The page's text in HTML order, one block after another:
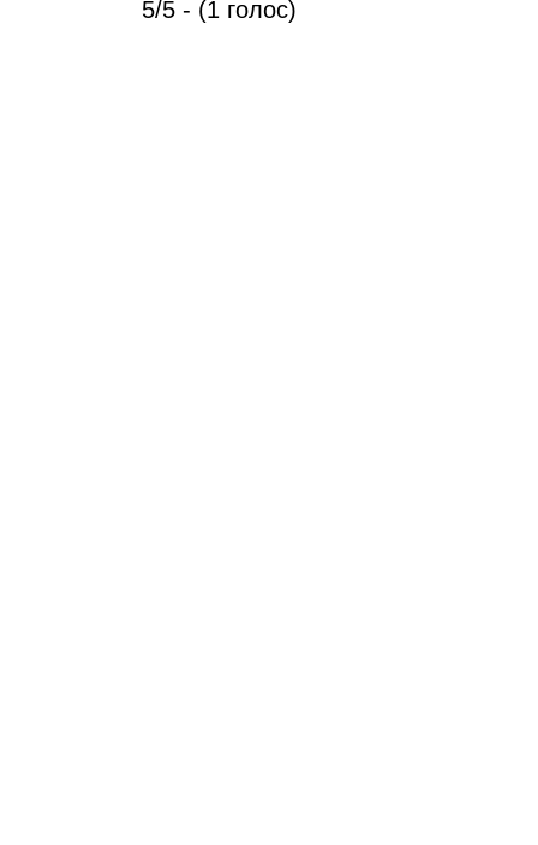
5/5 - (1 голос)